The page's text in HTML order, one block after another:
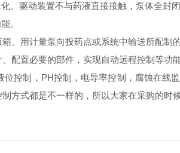
驱动装置不与药液直接接触，泵体全封闭
。
用计量泵向投药点或系统中输送所配制
配置必要的部件，实现自动远程控制等功能
控制，PH控制，电导率控制，腐蚀在线
方式都是不一样的，所以大家在采购的时